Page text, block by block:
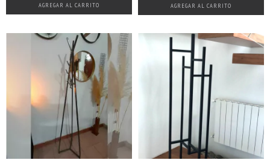
AGREGAR AL CARRITO AGREGAR AL CARRITO